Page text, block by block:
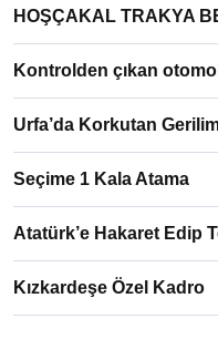
HOŞÇAKAL TRAKYA
Kontrolden çıkan
Urfa’da Korkutan
Seçime 1 Kala Atama
Atatürk’e Hakaret Edip
Kızkardeşe Özel Kadro